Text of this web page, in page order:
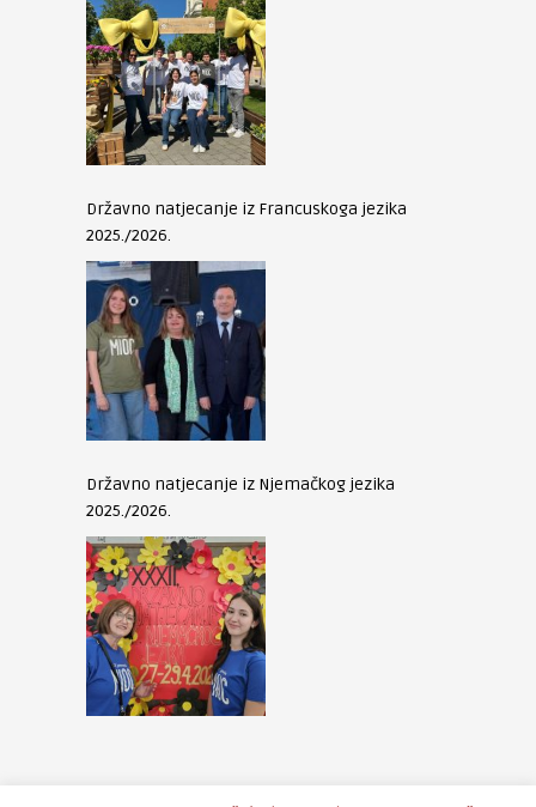
Državno natjecanje iz Francuskoga jezika
2025./2026.
Državno natjecanje iz Njemačkog jezika
2025./2026.